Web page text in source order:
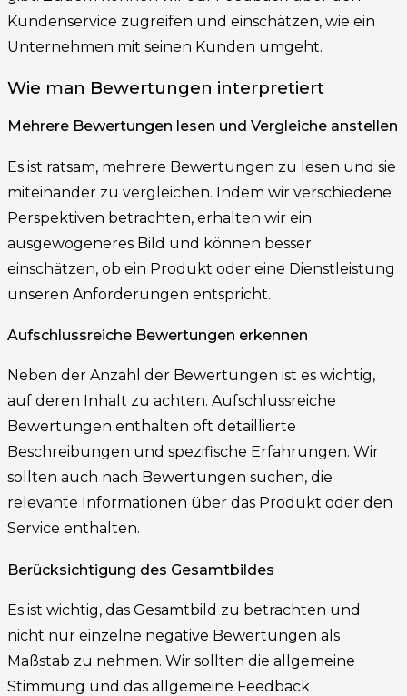
Kundenservice zugreifen und einschätzen, wie ein
Unternehmen mit seinen Kunden umgeht.
Wie man Bewertungen interpretiert
Mehrere Bewertungen lesen und Vergleiche anstellen
Es ist ratsam, mehrere Bewertungen zu lesen und sie
miteinander zu vergleichen. Indem wir verschiedene
Perspektiven betrachten, erhalten wir ein
ausgewogeneres Bild und können besser
einschätzen, ob ein Produkt oder eine Dienstleistung
unseren Anforderungen entspricht.
Aufschlussreiche Bewertungen erkennen
Neben der Anzahl der Bewertungen ist es wichtig,
auf deren Inhalt zu achten. Aufschlussreiche
Bewertungen enthalten oft detaillierte
Beschreibungen und spezifische Erfahrungen. Wir
sollten auch nach Bewertungen suchen, die
relevante Informationen über das Produkt oder den
Service enthalten.
Berücksichtigung des Gesamtbildes
Es ist wichtig, das Gesamtbild zu betrachten und
nicht nur einzelne negative Bewertungen als
Maßstab zu nehmen. Wir sollten die allgemeine
Stimmung und das allgemeine Feedback